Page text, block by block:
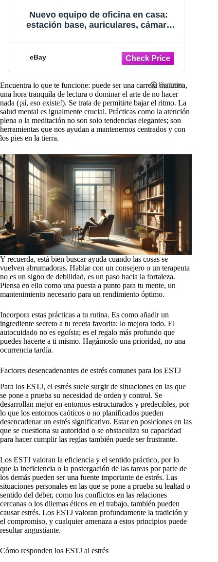
Portable Pedal Exerciser - Home &
Office Workout Equipment
eBay
Encuentra lo que te funcione: puede ser una carrera matutina,
una hora tranquila de lectura o dominar el arte de no hacer
nada (¡sí, eso existe!). Se trata de permitirte bajar el ritmo. La
salud mental es igualmente crucial. Prácticas como la atención
plena o la meditación no son solo tendencias elegantes; son
herramientas que nos ayudan a mantenernos centrados y con
los pies en la tierra.
Y recuerda, está bien buscar ayuda cuando las cosas se
vuelven abrumadoras. Hablar con un consejero o un terapeuta
no es un signo de debilidad, es un paso hacia la fortaleza.
Piensa en ello como una puesta a punto para tu mente, un
mantenimiento necesario para un rendimiento óptimo.
Incorpora estas prácticas a tu rutina. Es como añadir un
ingrediente secreto a tu receta favorita: lo mejora todo. El
autocuidado no es egoísta; es el regalo más profundo que
puedes hacerte a ti mismo. Hagámoslo una prioridad, no una
ocurrencia tardía.
Factores desencadenantes de estrés comunes para los ESTJ
Para los ESTJ, el estrés suele surgir de situaciones en las que
se pone a prueba su necesidad de orden y control. Se
desarrollan mejor en entornos estructurados y predecibles, por
lo que los entornos caóticos o no planificados pueden
desencadenar un estrés significativo. Estar en posiciones en las
que se cuestiona su autoridad o se obstaculiza su capacidad
para hacer cumplir las reglas también puede ser frustrante.
Los ESTJ valoran la eficiencia y el sentido práctico, por lo
que la ineficiencia o la postergación de las tareas por parte de
los demás pueden ser una fuente importante de estrés. Las
situaciones personales en las que se pone a prueba su lealtad o
sentido del deber, como los conflictos en las relaciones
cercanas o los dilemas éticos en el trabajo, también pueden
causar estrés. Los ESTJ valoran profundamente la tradición y
el compromiso, y cualquier amenaza a estos principios puede
resultar angustiante.
Cómo responden los ESTJ al estrés